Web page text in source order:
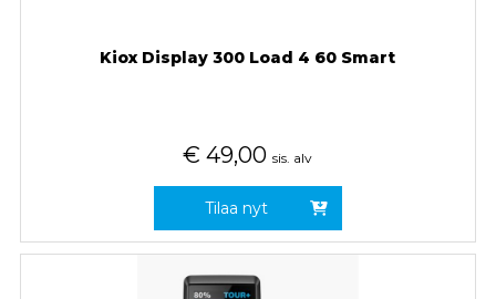
Kiox Display 300 Load 4 60 Smart
€ 49,00 sis. alv
Tilaa nyt